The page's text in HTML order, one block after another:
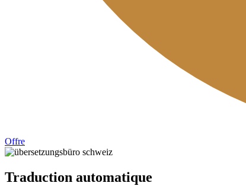
Offre
Traduction automatique